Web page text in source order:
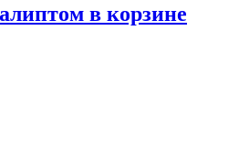
в корзине